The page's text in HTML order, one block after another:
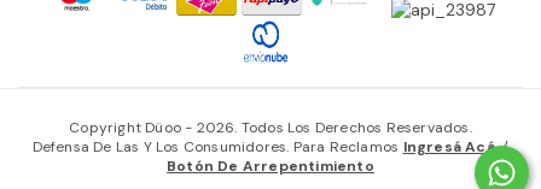
Copyright Düoo - 2026. Todos Los Derechos Reservados.
Defensa De Las Y Los Consumidores. Para Reclamos Ingresá Acá. /
Botón De Arrepentimiento